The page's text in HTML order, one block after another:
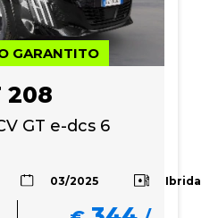
GARANTITO
208
GT e-dcs 6
03/2025 Ibrida